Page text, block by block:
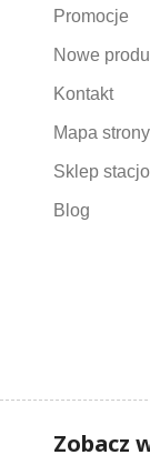
Promocje
Nowe
Kontakt
Mapa strony
Sklep
Blog
Zobacz